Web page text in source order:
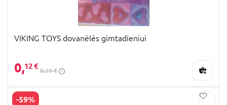
VIKING TOYS dovanėlės gimtadieniui
0,12 €
0,29 €
-59%